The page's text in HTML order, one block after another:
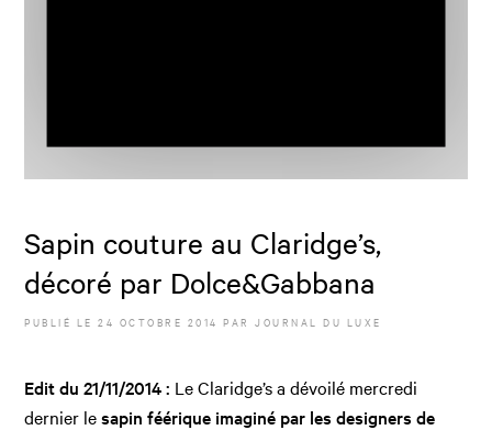
Sapin couture au Claridge’s,
décoré par Dolce&Gabbana
PUBLIÉ LE24 OCTOBRE 2014 PAR JOURNAL DU LUXE
Edit du 21/11/2014 : Le Claridge’s a dévoilé mercredi
dernier lesapin féérique imaginé par les designers de